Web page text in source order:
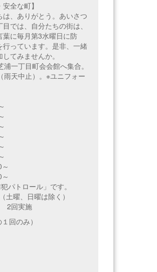
全な町】
は、ありがとう。あいさつ
では、自分たちの街は、
葉に毎月第3水曜日に防
行っています。是非、一緒
てみませんか。
一丁目町会会館へ集合。
雨天中止）。※ユニフォー
パトロール」です。
土曜、日曜は除く）
2回実施
回のみ）